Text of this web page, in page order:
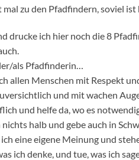
zu den Pfadfindern, soviel ist
drucke ich hier noch die 8
als Pfadfinderin…
allen Menschen mit Respekt
und mit wachen
und helfe da, wo es
nichts halb und gebe auch in
ich eine eigene Meinung und
ich denke, und tue, was ich